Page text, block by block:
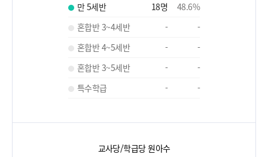
만 5세반
18명 48.6%
혼합반 3~4세반
-
-
혼합반 4~5세반
-
-
혼합반 3~5세반
-
-
특수학급
- -
교사당/학급당 원아수